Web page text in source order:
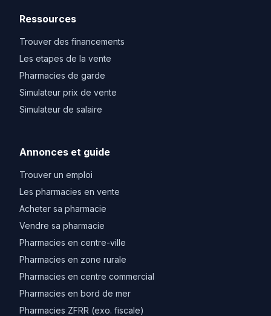
Ressources
Trouver des financements
Les etapes de la vente
Pharmacies de garde
Simulateur prix de vente
Simulateur de salaire
Annonces et guide
Trouver un emploi
Les pharmacies en vente
Acheter sa pharmacie
Vendre sa pharmacie
Pharmacies en centre-ville
Pharmacies en zone rurale
Pharmacies en centre commercial
Pharmacies en bord de mer
Pharmacies ZFRR (exo. fiscale)